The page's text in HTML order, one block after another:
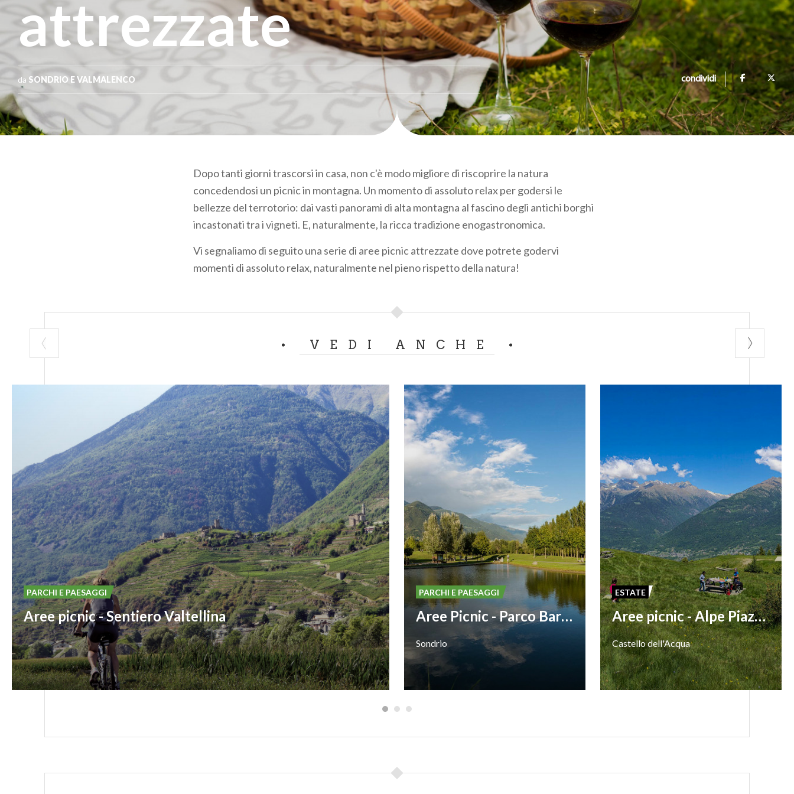
attrezzate
da SONDRIO E VALMALENCO condividi
Dopo tanti giorni trascorsi in casa, non c'è modo migliore di riscoprire la natura
concedendosi un picnic in montagna. Un momento di assoluto relax per godersi le
bellezze del terrotorio: dai vasti panorami di alta montagna al fascino degli antichi borghi
incastonati tra i vigneti. E, naturalmente, la ricca tradizione enogastronomica.
Vi segnaliamo di seguito una serie di aree picnic attrezzate dove potrete godervi
momenti di assoluto relax, naturalmente nel pieno rispetto della natura!
VEDI ANCHE
Aree picnic - Sentiero Valtellina
PARCHI E PAESAGGI
Aree Picnic - Parco Bartesaghi
Sondrio
PARCHI E PAESAGGI
Aree picnic - Alpe Piazzola
Castellodell'Acqua
ESTATE